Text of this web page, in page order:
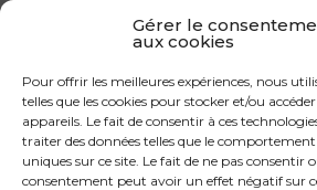
Gérer le
aux cookies
Pour offrir les meilleures expériences, nous
telles que les cookies pour stocker et/ou
appareils. Le fait de consentir à ces
traiter des données telles que le
uniques sur ce site. Le fait de ne pas consentir
consentement peut avoir un effet négatif sur